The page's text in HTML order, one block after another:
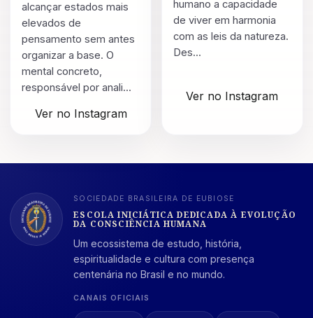
alcançar estados mais
elevados de
pensamento sem antes
organizar a base. O
mental concreto,
responsável por anali...
Ver no Instagram
humano a capacidade
de viver em harmonia
com as leis da natureza.
Des...
Ver no Instagram
SOCIEDADE BRASILEIRA DE EUBIOSE
ESCOLA INICIÁTICA DEDICADA À EVOLUÇÃO
DA CONSCIÊNCIA HUMANA
Um ecossistema de estudo, história,
espiritualidade e cultura com presença
centenária no Brasil e no mundo.
CANAIS OFICIAIS